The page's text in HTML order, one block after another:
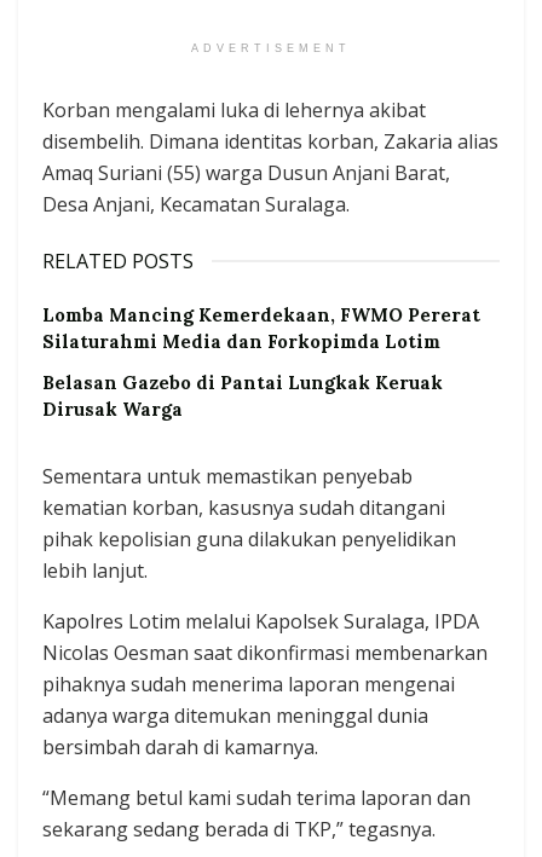
ADVERTISEMENT
Korban mengalami luka di lehernya akibat
disembelih. Dimana identitas korban, Zakaria alias
Amaq Suriani (55) warga Dusun Anjani Barat,
Desa Anjani, Kecamatan Suralaga.
RELATED POSTS
Lomba Mancing Kemerdekaan, FWMO Pererat
Silaturahmi Media dan Forkopimda Lotim
Belasan Gazebo di Pantai Lungkak Keruak
Dirusak Warga
Sementara untuk memastikan penyebab
kematian korban, kasusnya sudah ditangani
pihak kepolisian guna dilakukan penyelidikan
lebih lanjut.
Kapolres Lotim melalui Kapolsek Suralaga, IPDA
Nicolas Oesman saat dikonfirmasi membenarkan
pihaknya sudah menerima laporan mengenai
adanya warga ditemukan meninggal dunia
bersimbah darah di kamarnya.
“Memang betul kami sudah terima laporan dan
sekarang sedang berada di TKP,” tegasnya.